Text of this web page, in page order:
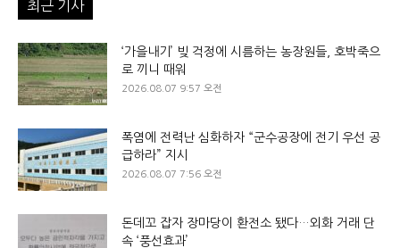
최근 기사
‘가을내기’ 빚 걱정에 시름하는 농장원들, 호박죽으
로 끼니 때워
2026.08.07 9:57 오전
폭염에 전력난 심화하자 “군수공장에 전기 우선 공
급하라” 지시
2026.08.07 7:56 오전
돈데꼬 잡자 장마당이 환전소 됐다…외화 거래 단
속 ‘풍선효과’